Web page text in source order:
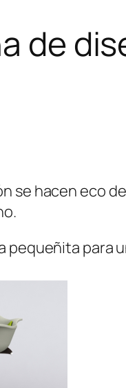
de
se hacen eco
pequeñita